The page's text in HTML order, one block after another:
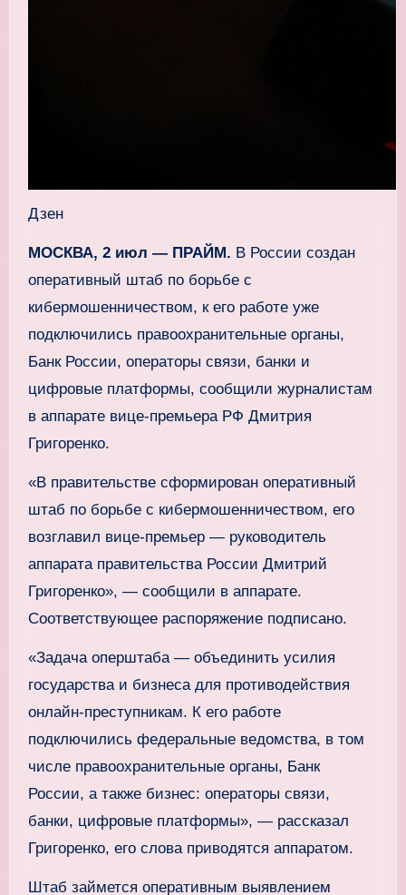
Дзен
МОСКВА, 2 июл — ПРАЙМ. В России создан
оперативный штаб по борьбе с
кибермошенничеством, к его работе уже
подключились правоохранительные органы,
Банк России, операторы связи, банки и
цифровые платформы, сообщили журналистам
в аппарате вице-премьера РФ Дмитрия
Григоренко.
«В правительстве сформирован оперативный
штаб по борьбе с кибермошенничеством, его
возглавил вице-премьер — руководитель
аппарата правительства России Дмитрий
Григоренко», — сообщили в аппарате.
Соответствующее распоряжение подписано.
«Задача оперштаба — объединить усилия
государства и бизнеса для противодействия
онлайн-преступникам. К его работе
подключились федеральные ведомства, в том
числе правоохранительные органы, Банк
России, а также бизнес: операторы связи,
банки, цифровые платформы», — рассказал
Григоренко, его слова приводятся аппаратом.
Штаб займется оперативным выявлением